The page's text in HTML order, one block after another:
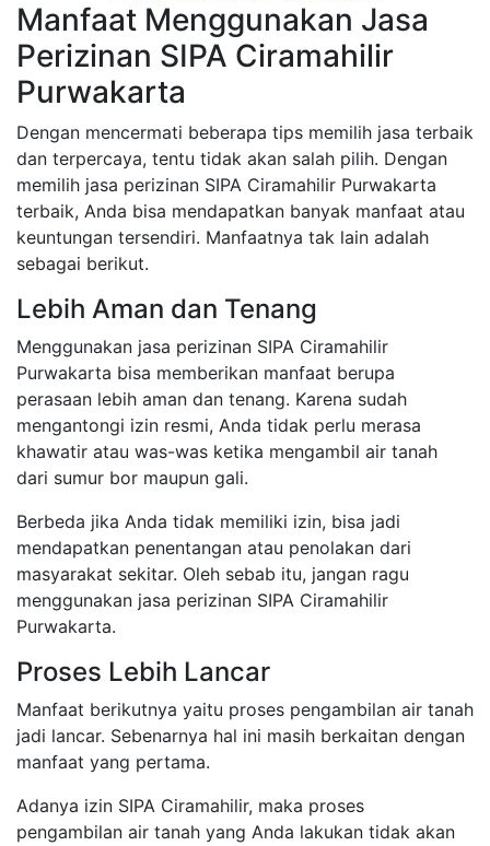
Manfaat Menggunakan Jasa
Perizinan SIPA Ciramahilir
Purwakarta
Dengan mencermati beberapa tips memilih jasa terbaik
dan terpercaya, tentu tidak akan salah pilih. Dengan
memilih jasa perizinan SIPA Ciramahilir Purwakarta
terbaik, Anda bisa mendapatkan banyak manfaat atau
keuntungan tersendiri. Manfaatnya tak lain adalah
sebagai berikut.
Lebih Aman dan Tenang
Menggunakan jasa perizinan SIPA Ciramahilir
Purwakarta bisa memberikan manfaat berupa
perasaan lebih aman dan tenang. Karena sudah
mengantongi izin resmi, Anda tidak perlu merasa
khawatir atau was-was ketika mengambil air tanah
dari sumur bor maupun gali.
Berbeda jika Anda tidak memiliki izin, bisa jadi
mendapatkan penentangan atau penolakan dari
masyarakat sekitar. Oleh sebab itu, jangan ragu
menggunakan jasa perizinan SIPA Ciramahilir
Purwakarta.
Proses Lebih Lancar
Manfaat berikutnya yaitu proses pengambilan air tanah
jadi lancar. Sebenarnya hal ini masih berkaitan dengan
manfaat yang pertama.
Adanya izin SIPA Ciramahilir, maka proses
pengambilan air tanah yang Anda lakukan tidak akan